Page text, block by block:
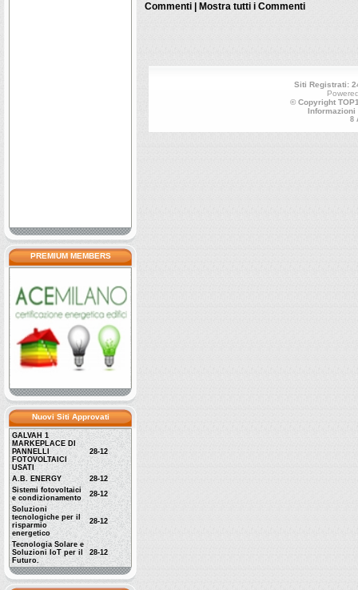
PREMIUM MEMBERS
Nuovi Siti Approvati
GALVAH 1
MARKEPLACE DI
PANNELLI
FOTOVOLTAICI
USATI
28-12
A.B. ENERGY
28-12
Sistemi fotovoltaici
e condizionamento
28-12
Soluzioni
tecnologiche per il
risparmio
energetico
28-12
Tecnologia Solare e
Soluzioni IoT per il
Futuro.
28-12
Commenti | Mostra tutti i Commenti
Siti Registrati:
© Copyright
8